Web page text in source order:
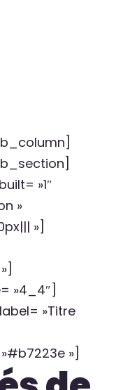
»1″
»
»]
»4_4″]
»Titre
»]